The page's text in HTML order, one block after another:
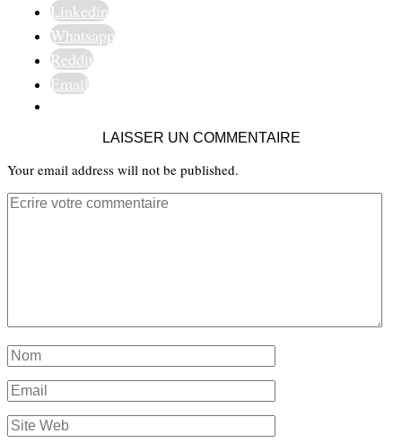
Linkedin
Whatsapp
Reddit
Email
LAISSER UN COMMENTAIRE
Your email address will not be published.